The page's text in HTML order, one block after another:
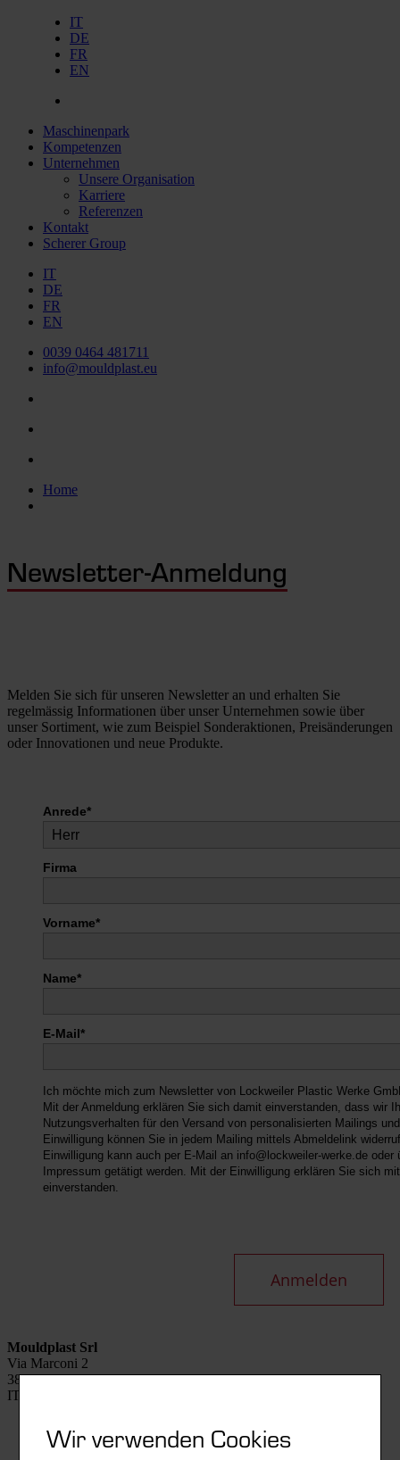
Wir verwenden Cookies
IT
DE
FR
EN
Maschinenpark
Kompetenzen
Unternehmen
Unsere Organisation
Karriere
Referenzen
Kontakt
Scherer Group
IT
DE
FR
EN
0039 0464 481711
info@mouldplast.eu
Home
Newsletter-Anmeldung
Melden Sie sich für unseren Newsletter an und erhalten Sie
regelmässig Informationen über unser Unternehmen sowie über
unser Sortiment, wie zum Beispiel Sonderaktionen, Preisänderungen
oder Innovationen und neue Produkte.
Anrede*
Firma
Vorname*
Name*
E-Mail*
Ich möchte mich zum Newsletter von Lockweiler Plastic Werke
Mit der Anmeldung erklären Sie sich damit einverstanden, dass wir
Nutzungsverhalten für den Versand von personalisierten Mailings
Einwilligung können Sie in jedem Mailing mittels Abmeldelink
Einwilligung kann auch per E-Mail an info@lockweiler-werke.de
Impressum getätigt werden. Mit der Einwilligung erklären Sie sich
einverstanden.
Anmelden
Mouldplast Srl
Via Marconi 2
38068 Rovereto (TN)
ITALIA
0039 0464 481711
info@mouldplast.eu